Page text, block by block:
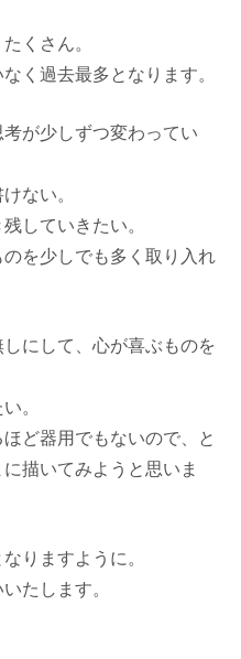
くさん。
く過去最多となります。
が少しずつ変わってい
ない。
していきたい。
を少しでも多く取り入れ
にして、心が喜ぶものを
。
ど器用でもないので、と
描いてみようと思いま
りますように。
たします。